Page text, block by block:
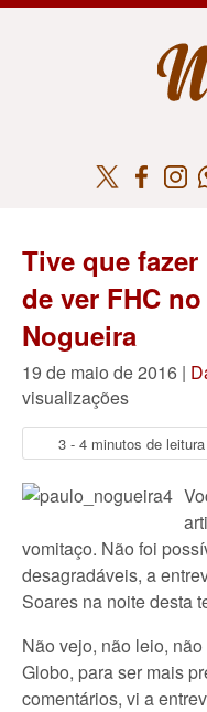
Tive que
de ver FHC
Nogueira
19 de maio de 2016 |
visualizações
3 - 4 minutos de leitura
vomitaço. Não foi
desagradáveis, a
Soares na noite desta
Não vejo, não leio, não
Globo, para ser mais
comentários, vi a